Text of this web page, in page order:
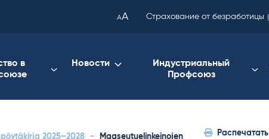
AA Страхование от безработицы
в
Новости
Индустриальный
Профсоюз
2025–2028 -
Maaseutuelinkeinojen
Распечатать
your